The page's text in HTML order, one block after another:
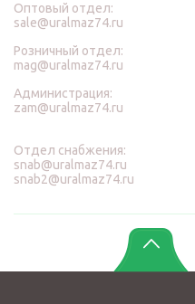
Оптовый отдел:
sale@uralmaz74.ru
Розничный отдел:
mag@uralmaz74.ru
Администрация:
zam@uralmaz74.ru
Отдел снабжения:
snab@uralmaz74.ru
snab2@uralmaz74.ru